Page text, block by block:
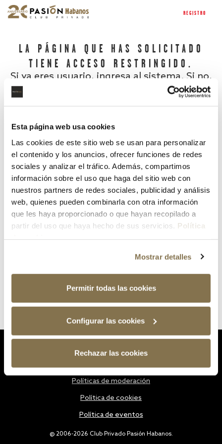
Esta página web usa cookies
Las cookies de este sitio web se usan para personalizar
el contenido y los anuncios, ofrecer funciones de redes
sociales y analizar el tráfico. Además, compartimos
información sobre el uso que haga del sitio web con
nuestros partners de redes sociales, publicidad y análisis
web, quienes pueden combinarla con otra información
que les haya proporcionado o que hayan recopilado a
partir del uso que haya hecho de sus servicios. Política
Mostrar detalles
Permitir todas las cookies
Configurar las cookies
Rechazar las cookies
REGISTRO
LA PÁGINA QUE HAS SOLICITADO
TIENE ACCESO RESTRINGIDO.
Si ya eres usuario, ingresa al sistema. Si no,
¿Has olvidado tu contraseña?
@ 2006-2026 Club Privado Pasión Habanos.
Políticas de moderación
Política de cookies
Política de eventos